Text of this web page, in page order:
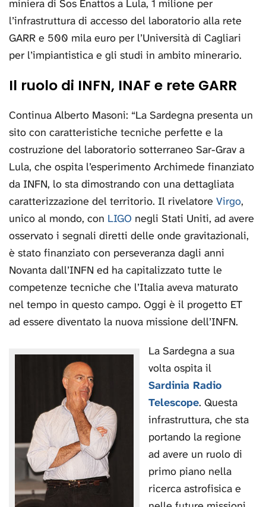
miniera di Sos Enattos a Lula, 1 milione per
l’infrastruttura di accesso del laboratorio alla rete
GARR e 500 mila euro per l’Università di Cagliari
per l’impiantistica e gli studi in ambito minerario.
Il ruolo di INFN, INAF e rete GARR
Continua Alberto Masoni: “La Sardegna presenta un
sito con caratteristiche tecniche perfette e la
costruzione del laboratorio sotterraneo Sar-Grav a
Lula, che ospita l’esperimento Archimede finanziato
da INFN, lo sta dimostrando con una dettagliata
caratterizzazione del territorio. Il rivelatore Virgo,
unico al mondo, con LIGO negli Stati Uniti, ad avere
osservato i segnali diretti delle onde gravitazionali,
è stato finanziato con perseveranza dagli anni
Novanta dall’INFN ed ha capitalizzato tutte le
competenze tecniche che l’Italia aveva maturato
nel tempo in questo campo. Oggi è il progetto ET
ad essere diventato la nuova missione dell’INFN.
La Sardegna a sua
volta ospita il
Sardinia Radio
Telescope. Questa
infrastruttura, che sta
portando la regione
ad avere un ruolo di
primo piano nella
ricerca astrofisica e